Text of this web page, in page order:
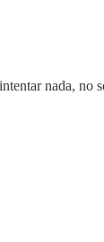
nada,